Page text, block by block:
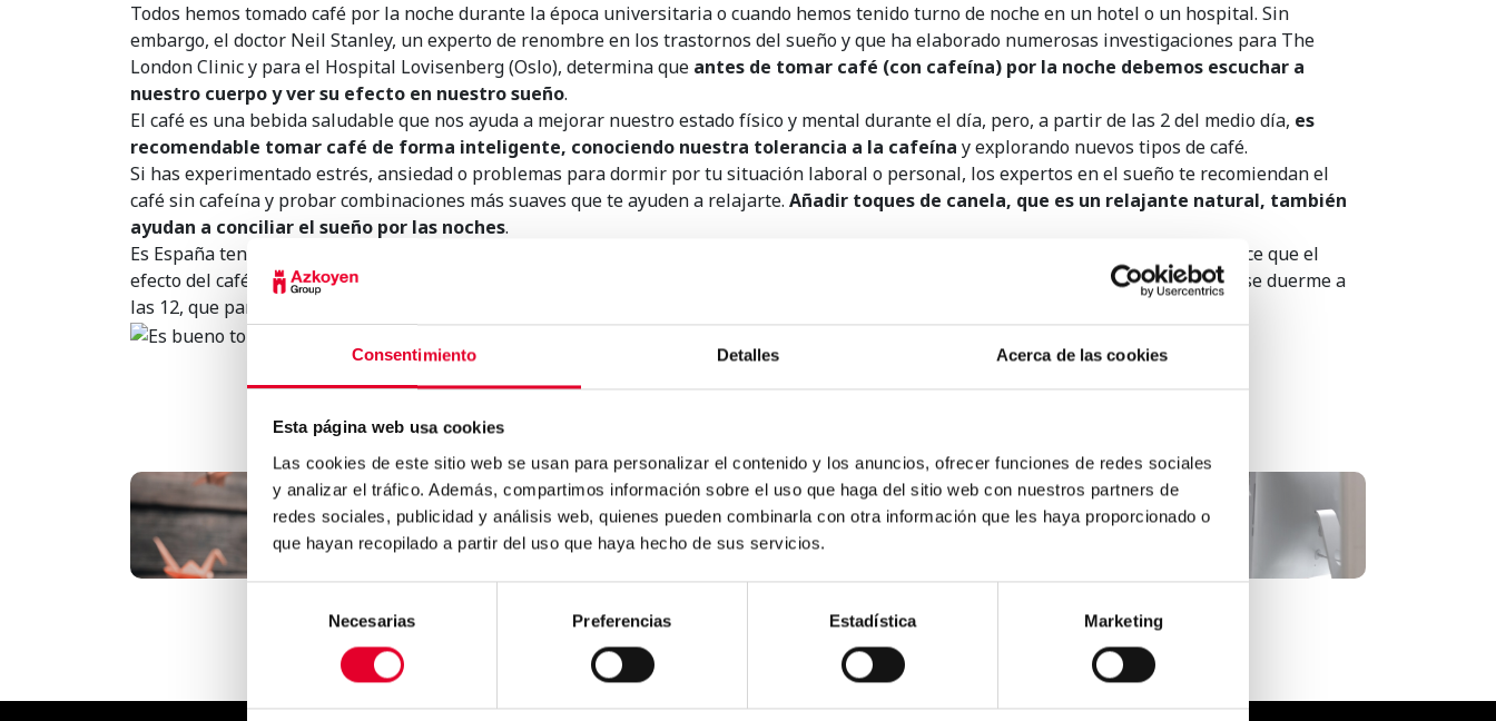
Consentimiento Detalles Acerca de las cookies
Esta página web usa cookies
Las cookies de este sitio web se usan para personalizar el contenido y los anuncios, ofrecer funciones de redes sociales
y analizar el tráfico. Además, compartimos información sobre el uso que haga del sitio web con nuestros partners de
redes sociales, publicidad y análisis web, quienes pueden combinarla con otra información que les haya proporcionado o
que hayan recopilado a partir del uso que haya hecho de sus servicios.
consentimiento
Necesarias Preferencias Estadística Marketing
Todos hemos tomado café por la noche durante la época universitaria o cuando hemos tenido turno de noche en un hotel o un hospital. Sin
embargo, el doctor Neil Stanley, un experto de renombre en los trastornos del sueño y que ha elaborado numerosas investigaciones para The
London Clinic y para el Hospital Lovisenberg (Oslo), determina que antes de tomar café (con cafeína) por la noche debemos escuchar a
nuestro cuerpo y ver su efecto en nuestro sueño.
El café es una bebida saludable que nos ayuda a mejorar nuestro estado físico y mental durante el día, pero, a partir de las 2 del medio día, es
recomendable tomar café de forma inteligente, conociendo nuestra tolerancia a la cafeína y explorando nuevos tipos de café.
Si has experimentado estrés, ansiedad o problemas para dormir por tu situación laboral o personal, los expertos en el sueño te recomiendan el
café sin cafeína y probar combinaciones más suaves que te ayuden a relajarte. Añadir toques de canela, que es un relajante natural, también
ayudan a conciliar el sueño por las noches.
Es España tenemos la suerte de que la jornada se alarga de forma sensiblemente superior al de nuestros vecinos europeos, lo que hace que el
efecto del café en el sueño se diluya. No es lo mismo tomar un café a las 4 de la tarde para un español que cena a las 10 de la noche y se duerme a
las 12, que para un inglés que cena a las 8 y a las 10 se va a la cama.
La capacidad de adaptación
del vending sin límit...
El vending dentro de la
oficina es cada vez más i...